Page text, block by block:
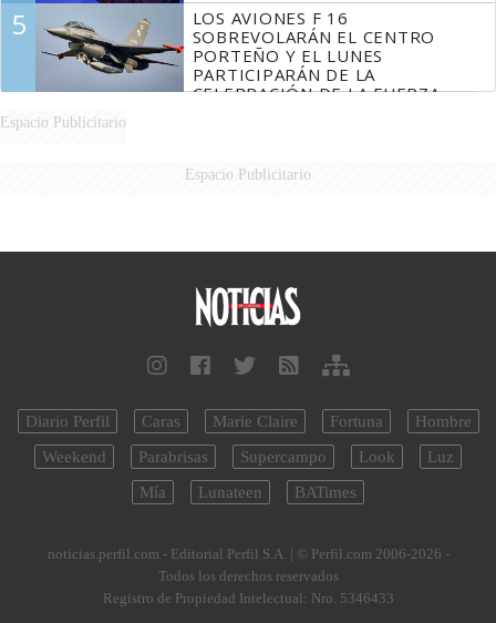
5
LOS AVIONES F 16
SOBREVOLARÁN EL CENTRO
PORTEÑO Y EL LUNES
PARTICIPARÁN DE LA
CELEBRACIÓN DE LA FUERZA
Espacio Publicitario
Espacio Publicitario
Diario Perfil Caras Marie Claire Fortuna
Hombre
Weekend
Parabrisas Supercampo Look
Luz
Mía
Lunateen BATimes
noticias.perfil.com - Editorial Perfil S.A. | © Perfil.com 2006-2026 -
Todos los derechos reservados
Registro de Propiedad Intelectual: Nro. 5346433